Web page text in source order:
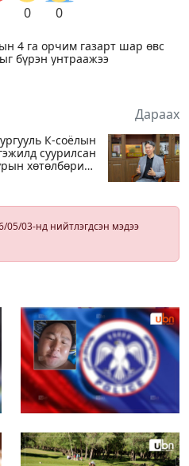
0 0
4 га орчим газарт шар өвс
бүрэн унтраажээ
Дараах
К-соёлын
суурилсан
хөтөлбөрийг
05/03-нд нийтлэгдсэн мэдээ